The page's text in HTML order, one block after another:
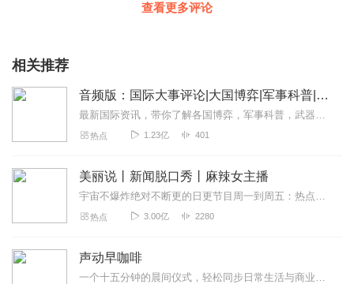
查看更多评论
相关推荐
音频版：国际大事评论|大国博弈|军事科普|科技讲解
最新国际资讯，带你了解各国博弈，军事科普，武器博览。本专辑为听风的蚕原创专辑，本专辑将为您介绍军事科普和国际动态和热点大事，通过独家解读，为您理清热点之下的脉络...
热点 1.23亿 401
美丽说丨新闻脱口秀丨麻辣女主播
宇宙不爆炸绝对不断更的日更节目周一到周五：热点新闻一锅端周末：听众投稿话题探讨随便闲聊>>>不知道怎么进主播橱窗购买零食的点击我哟，点我点我！<<<马栏山...
热点 3.00亿 2280
声动早咖啡
一个十五分钟的晨间仪式，轻松同步日常生活与商业世界。这是一档由声动活泼出品的清晨播客节目，在工作日的早晨，为你带来与日常生活息息相关的商业科技轻解读，开启能量满...